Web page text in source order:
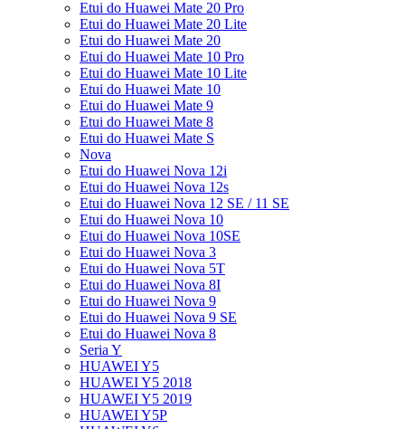
Etui do Huawei Mate 20 Pro
Etui do Huawei Mate 20 Lite
Etui do Huawei Mate 20
Etui do Huawei Mate 10 Pro
Etui do Huawei Mate 10 Lite
Etui do Huawei Mate 10
Etui do Huawei Mate 9
Etui do Huawei Mate 8
Etui do Huawei Mate S
Nova
Etui do Huawei Nova 12i
Etui do Huawei Nova 12s
Etui do Huawei Nova 12 SE / 11 SE
Etui do Huawei Nova 10
Etui do Huawei Nova 10SE
Etui do Huawei Nova 3
Etui do Huawei Nova 5T
Etui do Huawei Nova 8I
Etui do Huawei Nova 9
Etui do Huawei Nova 9 SE
Etui do Huawei Nova 8
Seria Y
HUAWEI Y5
HUAWEI Y5 2018
HUAWEI Y5 2019
HUAWEI Y5P